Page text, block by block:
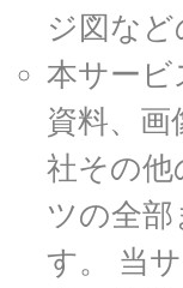
ジ図な
本サー
資料、
社その
ツの全
す。 当